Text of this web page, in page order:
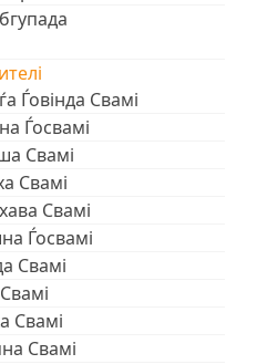
Ѓовінда Свамі
Ѓосвамі
Свамі
Свамі
Свамі
Ѓосвамі
Свамі
Свамі
Свамі